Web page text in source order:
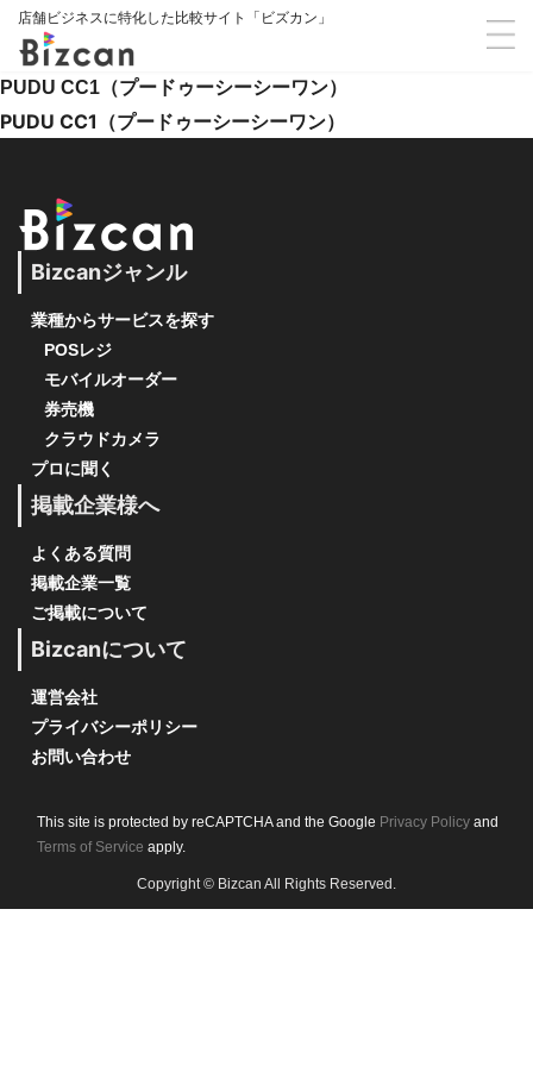
店舗ビジネスに特化した比較サイト「ビズカン」
PUDU CC1（プードゥーシーシーワン）
PUDU CC1（プードゥーシーシーワン）
Bizcanジャンル
業種からサービスを探す
POSレジ
モバイルオーダー
券売機
クラウドカメラ
プロに聞く
掲載企業様へ
よくある質問
掲載企業一覧
ご掲載について
Bizcanについて
運営会社
プライバシーポリシー
お問い合わせ
This site is protected by reCAPTCHA and the Google Privacy Policy and
Terms of Service apply.
Copyright © Bizcan All Rights Reserved.